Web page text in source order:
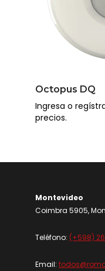
Octopus DQ
Ingresa o
precios.
Montevideo
Coimbra 5905,
Teléfono: (+598)
Email: